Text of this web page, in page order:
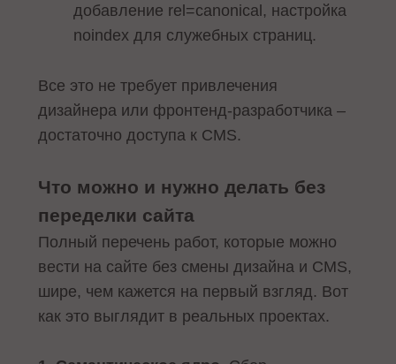
добавление rel=canonical, настройка
noindex для служебных страниц.
Все это не требует привлечения
дизайнера или фронтенд-разработчика –
достаточно доступа к CMS.
Что можно и нужно делать без
переделки сайта
Полный перечень работ, которые можно
вести на сайте без смены дизайна и CMS,
шире, чем кажется на первый взгляд. Вот
как это выглядит в реальных проектах.